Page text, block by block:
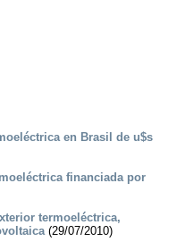
en Brasil de u$s
financiada por
termoeléctrica,
(29/07/2010)